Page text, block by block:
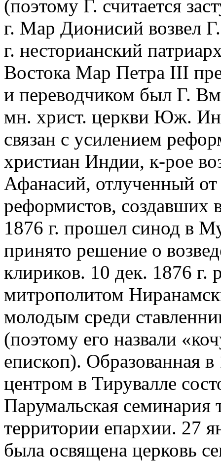
(поэтому Г. считается
г. Мар Дионисий возвел
г. несторианский
Востока Мар Петра III
и переводчиком был Г.
мн. христ. церкви Юж.
связан с усилением
христиан Индии, к-рое
Афанасий, отлученный
реформистов,
1876 г. прошел синод в
принято решение о
клириков. 10 дек. 1876 г.
митрополитом
молодым среди
(поэтому его назвали
епископ). Образованная
центром в Тирувалле
Парумальская семинария
территории епархии. 27
была освящена церковь